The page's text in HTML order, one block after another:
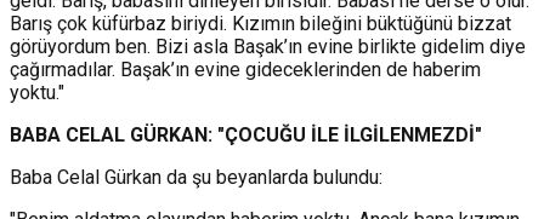
Barış çok küfürbaz biriydi. Kızımın bileğini büktüğünü bizzat
görüyordum ben. Bizi asla Başak’ın evine birlikte gidelim diye
çağırmadılar. Başak’ın evine gideceklerinden de haberim
yoktu."
BABA CELAL GÜRKAN: "ÇOCUĞU İLE İLGİLENMEZDİ"
Baba Celal Gürkan da şu beyanlarda bulundu: